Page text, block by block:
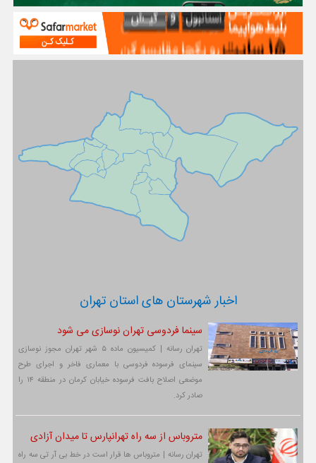
اخبار شهرستان های استان تهران
سینما فردوسی تهران نوسازی می شود
تهران رسانه | کمیسیون ماده ۵ شهر تهران مجوز نوسازی
سینمای فرسوده فردوسی با معماری فاخر و اجرای طرح
موضعی اصلاح بافت فرسوده خیابان کرمان در منطقه ۱۴ را
صادر کرد.
متروباس از سه راه تهرانپارس تا میدان آزادی
تهران رسانه | متروباس ها قرار است در خط بی آر تی سه راه